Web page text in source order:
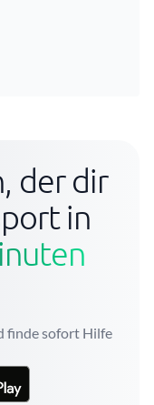
der dir
in
finde sofort Hilfe